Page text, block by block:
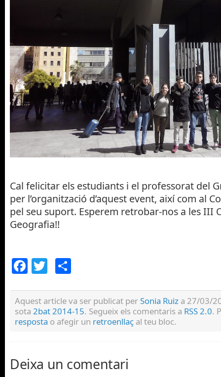
Cal felicitar els estudiants i el professorat del
per l’organització d’aquest event, així com al
pel seu suport. Esperem retrobar-nos a les III
Geografia!!
Facebook
Twitter
Aquest article va ser publicat perSonia Ruiz a 27/03/
sota 2bat 2014-15. Segueix els comentaris a RSS 2.0.
resposta o afegir un retroenllaç al teu bloc.
Deixa un comentari